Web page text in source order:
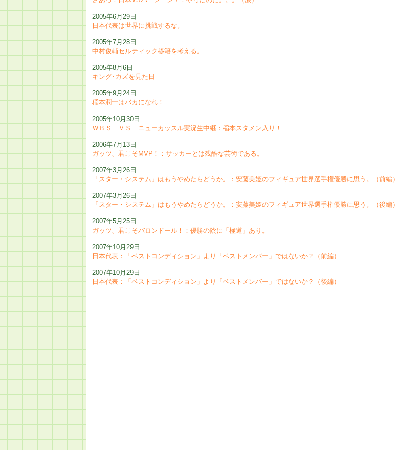
2005年6月29日
日本代表は世界に挑戦するな。
2005年7月28日
中村俊輔セルティック移籍を考える。
2005年8月6日
キング･カズを見た日
2005年9月24日
稲本潤一はバカになれ！
2005年10月30日
ＷＢＳ ＶＳ ニューカッスル実況生中継：稲本スタメン入り！
2006年7月13日
ガッツ、君こそMVP！：サッカーとは残酷な芸術である。
2007年3月26日
「スター・システム」はもうやめたらどうか。：安藤美姫のフィギュア世界選手権優勝に思う。（前編）
2007年3月26日
「スター・システム」はもうやめたらどうか。：安藤美姫のフィギュア世界選手権優勝に思う。（後編）
2007年5月25日
ガッツ、君こそバロンドール！：優勝の陰に「極道」あり。
2007年10月29日
日本代表：「ベストコンディション」より「ベストメンバー」ではないか？（前編）
2007年10月29日
日本代表：「ベストコンディション」より「ベストメンバー」ではないか？（後編）